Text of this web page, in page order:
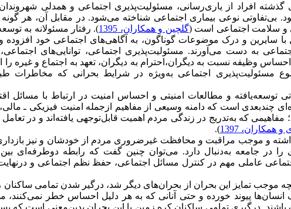
گذشته افراد از یاری‌رسانی، مسئولیت‌پذیری اجتماعی و همدلی شهروندان
بود. بی‌تفاوتی نوعی بیماری اجتماعی شناخته می‌شود. در مقابل آن، هر گونه
و سلامت اجتماعی است (گلچین و همکاران، 1395
). رفتار مسئولانه به
سایرین و درک موضوعات گوناگون، به آگاهی‌های اجتماعی خود افزوده و
به دست می‌آورند. مسئولیت‌پذیری اجتماعی، توانایی‌های اجتماعی،
وظیفه نسبت به دیگران،احترام به دیگران، تعهد به اجتماع و غیره را
مسئولیت‌پذیری اجتماعی به‌ویژه در شرایط بحرانی که مخاطرات
یک رشته مطالعاتی توسعه‌یافته و مطالعات امنیتی و احساس امنیت در ارتباط با مسائل
چندبعدی است که دامنه وسیعی از مفاهیم ازجمله امنیت فیزیکی ـ
که به‌تدریج در زندگی مردم اهمیت قابل‌توجهی یافته‌اند و در تعامل
همکاران، 1397
).
و موجب مراقبت و محافظت غیرضروری مردم از خودشان و نیز
را در جامعه به‌دنبال دارد. می‌توان چنین گفت که رابطه دوطرفه‌ای
عاملی مهم در کنترل مسائل اجتماعی، حفظ نظم اجتماعی و
کرد. آنچه موجب تمایز این بحران از بحران‌های دیگر شد، درگیر شدن تمامی
پیوند خورده و حتی آنانی که به هر دلیل احساس خطر نمی‌کنند،
باشند. درگیری تمامی ساکنان کره زمین با این بحران بدین‌معنی است که